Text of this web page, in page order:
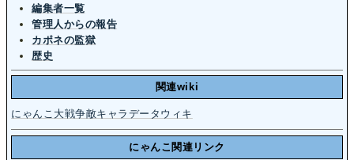
編集者一覧
管理人からの報告
カポネの監獄
歴史
関連wiki
にゃんこ大戦争敵キャラデータウィキ
にゃんこ関連リンク